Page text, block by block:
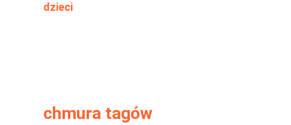
dzieci
chmura tagów